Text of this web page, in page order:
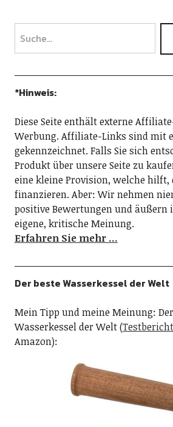
*Hinweis:
Diese Seite enthält externe
Werbung. Affiliate-Links sind mit
gekennzeichnet. Falls Sie sich
Produkt über unsere Seite zu
eine kleine Provision, welche hilft,
finanzieren. Aber: Wir nehmen
positive Bewertungen und äußern
eigene, kritische Meinung.
Erfahren Sie mehr …
Der beste Wasserkessel der Welt
Mein Tipp und meine Meinung:
Wasserkessel der Welt (Testbericht
Amazon):